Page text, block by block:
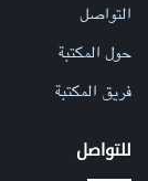
التواصل
حول المكتبة
فريق المكتبة
للتواصل